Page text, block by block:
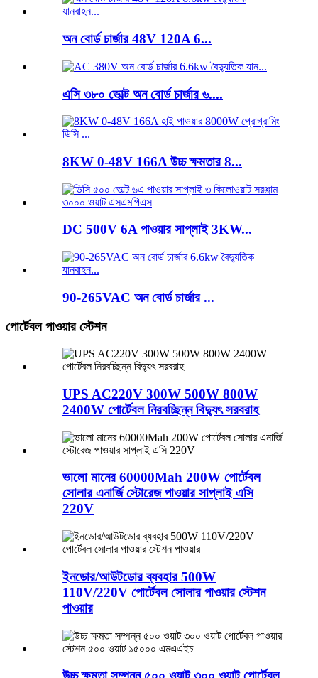
অন ​​বোর্ড চার্জার 48V 120A 6...
এসি ৩৮০ ভোল্ট অন বোর্ড চার্জার ৬....
8KW 0-48V 166A উচ্চ ক্ষমতার 8...
DC 500V 6A পাওয়ার সাপ্লাই 3KW...
90-265VAC অন বোর্ড চার্জার ...
পোর্টেবল পাওয়ার স্টেশন
UPS AC220V 300W 500W 800W
2400W পোর্টেবল নিরবচ্ছিন্ন বিদ্যুৎ সরবরাহ
ভালো মানের 60000Mah 200W পোর্টেবল
সোলার এনার্জি স্টোরেজ পাওয়ার সাপ্লাই এসি
220V
ইনডোর/আউটডোর ব্যবহার 500W
110V/220V পোর্টেবল সোলার পাওয়ার স্টেশন
পাওয়ার